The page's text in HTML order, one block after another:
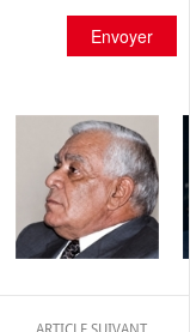
Envoyer